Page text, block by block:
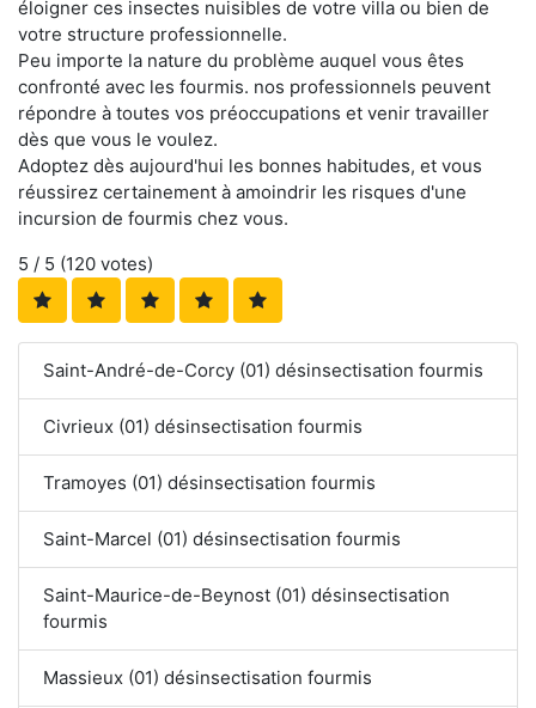
éloigner ces insectes nuisibles de votre villa ou bien de
votre structure professionnelle.
Peu importe la nature du problème auquel vous êtes
confronté avec les fourmis. nos professionnels peuvent
répondre à toutes vos préoccupations et venir travailler
dès que vous le voulez.
Adoptez dès aujourd'hui les bonnes habitudes, et vous
réussirez certainement à amoindrir les risques d'une
incursion de fourmis chez vous.
5 / 5 (120 votes)
Saint-André-de-Corcy (01) désinsectisation fourmis
Civrieux (01) désinsectisation fourmis
Tramoyes (01) désinsectisation fourmis
Saint-Marcel (01) désinsectisation fourmis
Saint-Maurice-de-Beynost (01) désinsectisation
fourmis
Massieux (01) désinsectisation fourmis